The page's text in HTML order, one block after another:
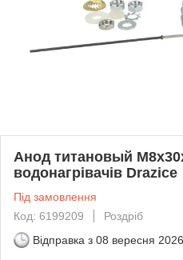
Анод титановый
водонагрівачів Drazice
Під замовлення
Код: 6199209
Роздріб
Відправка з 08 вересня 2026